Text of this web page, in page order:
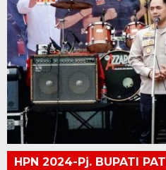
HPN 2024-Pj. BUPATI PATI